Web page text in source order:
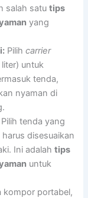
salah satutips
yang
Pilihcarrier
untuk
tenda,
nyaman di
Pilih tenda yang
harus disesuaikan
Ini adalahtips
untuk
kompor portabel,